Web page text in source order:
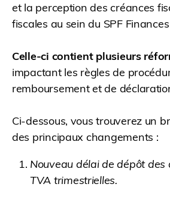
et la perception des créances
fiscales au sein du SPF Finances
Celle-ci contient plusieurs
impactant les règles de
remboursement et de
Ci-dessous, vous trouverez un
des principaux changements :
Nouveau délai de dépôt des
TVA trimestrielles.